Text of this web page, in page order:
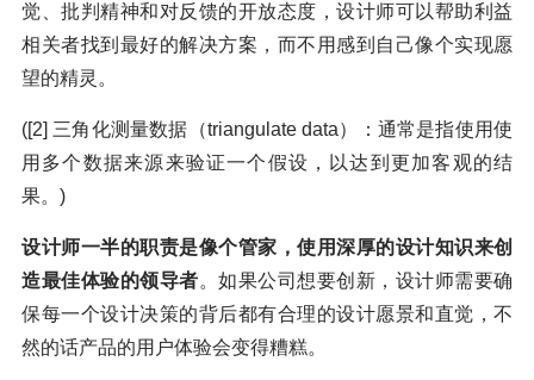
觉、批判精神和对反馈的开放态度，设计师可以帮助利益
相关者找到最好的解决方案，而不用感到自己像个实现愿
望的精灵。
([2] 三角化测量数据（triangulate data）：通常是指使用使
用多个数据来源来验证一个假设，以达到更加客观的结
果。)
设计师一半的职责是像个管家，使用深厚的设计知识来创
造最佳体验的领导者。如果公司想要创新，设计师需要确
保每一个设计决策的背后都有合理的设计愿景和直觉，不
然的话产品的用户体验会变得糟糕。